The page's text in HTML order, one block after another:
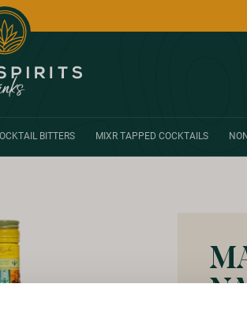
BITTERS MIXR TAPPED COCKTAILS